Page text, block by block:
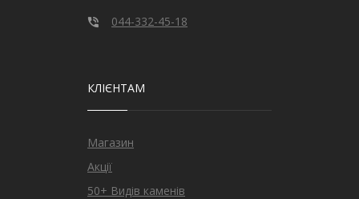
044-332-45-18
КЛІЄНТАМ
Магазин
Акції
50+ Видів каменів